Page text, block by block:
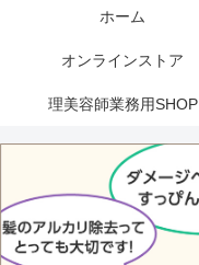
ホーム
オンラインストア
理美容師業務用SHOP